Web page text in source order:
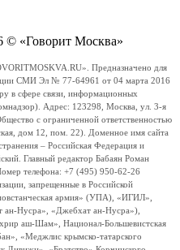
© «Говорит Москва»
Предназначено для
СМИ Эл № 77-64961 от 04 марта 2016
в сфере связи, информационных
Адрес: 123298, Москва, ул. 3-я
с ограниченной ответственностью
дом 12, пом. 22). Доменное имя сайта
– Российская Федерация и
Главный редактор Бабаян Роман
телефона: +7 (495) 950-62-26
запрещенные в Российской
армия» (УПА), «ИГИЛ»,
Нусра», «Джебхат ан-Нусра»),
аш-Шам», Национал-Большевистская
«Меджлис крымско-татарского